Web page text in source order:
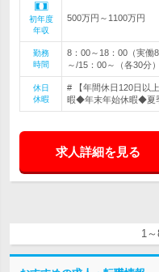
初年度
年収
500万円～1100万円
勤務
時間
8：00～18：00（実
～/15：00～（各30分
休日
休暇
# 【年間休日120日以
暇◆年末年始休暇◆夏
求人詳細を見る
1